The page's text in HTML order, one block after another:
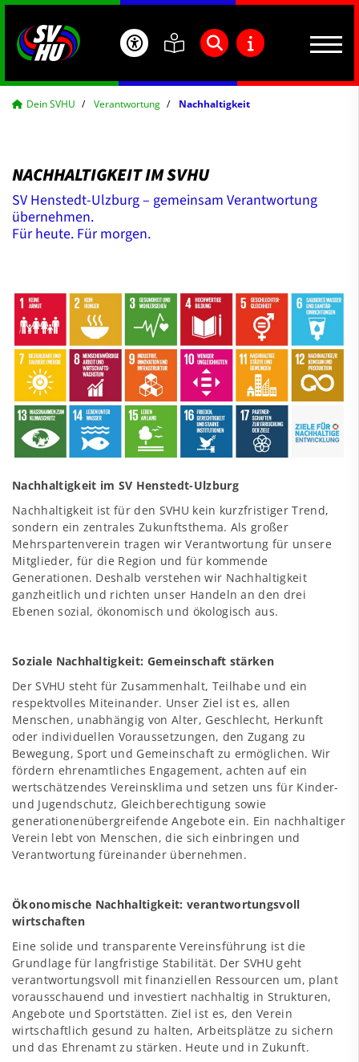
Dein SVHU Verantwortung Nachhaltigkeit
NACHHALTIGKEIT IM SVHU
SV Henstedt-Ulzburg – gemeinsam Verantwortung
übernehmen.
Für heute. Für morgen.
Nachhaltigkeit im SV Henstedt-Ulzburg
Nachhaltigkeit ist für den SVHU kein kurzfristiger Trend,
sondern ein zentrales Zukunftsthema. Als großer
Mehrspartenverein tragen wir Verantwortung für unsere
Mitglieder, für die Region und für kommende
Generationen. Deshalb verstehen wir Nachhaltigkeit
ganzheitlich und richten unser Handeln an den drei
Ebenen sozial, ökonomisch und ökologisch aus.
Soziale Nachhaltigkeit: Gemeinschaft stärken
Der SVHU steht für Zusammenhalt, Teilhabe und ein
respektvolles Miteinander. Unser Ziel ist es, allen
Menschen, unabhängig von Alter, Geschlecht, Herkunft
oder individuellen Voraussetzungen, den Zugang zu
Bewegung, Sport und Gemeinschaft zu ermöglichen. Wir
fördern ehrenamtliches Engagement, achten auf ein
wertschätzendes Vereinsklima und setzen uns für Kinder-
und Jugendschutz, Gleichberechtigung sowie
generationenübergreifende Angebote ein. Ein nachhaltiger
Verein lebt von Menschen, die sich einbringen und
Verantwortung füreinander übernehmen.
Ökonomische Nachhaltigkeit: verantwortungsvoll
wirtschaften
Eine solide und transparente Vereinsführung ist die
Grundlage für langfristige Stabilität. Der SVHU geht
verantwortungsvoll mit finanziellen Ressourcen um, plant
vorausschauend und investiert nachhaltig in Strukturen,
Angebote und Sportstätten. Ziel ist es, den Verein
wirtschaftlich gesund zu halten, Arbeitsplätze zu sichern
und das Ehrenamt zu stärken. Heute und in Zukunft.